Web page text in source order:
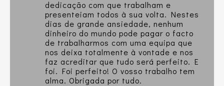
dedicação com que trabalham e
presenteiam todos à sua volta. Nestes
dias de grande ansiedade, nenhum
dinheiro do mundo pode pagar o facto
de trabalharmos com uma equipa que
nos deixa totalmente à vontade e nos
faz acreditar que tudo será perfeito. E
foi. Foi perfeito! O vosso trabalho tem
alma. Obrigada por tudo.